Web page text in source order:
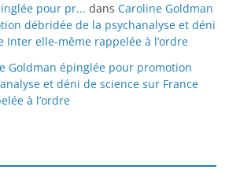
pour pr... dans Caroline Goldman
débridée de la psychanalyse et déni
Inter elle-même rappelée à l’ordre
Goldman épinglée pour promotion
et déni de science sur France
à l’ordre